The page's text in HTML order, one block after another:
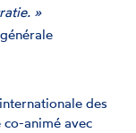
»
des
animé avec